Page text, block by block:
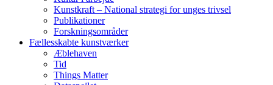
Kunstkraft – National strategi for unges trivsel
Publikationer
Forskningsområder
Fællesskabte kunstværker
Æblehaven
Tid
Things Matter